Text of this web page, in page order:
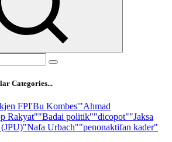
Categories...
FPI'Bu Kombes'"Ahmad
Rakyat""Badai politik""dicopot""Jaksa
"Nafa Urbach""penonaktifan kader"